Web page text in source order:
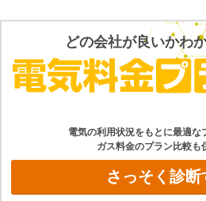
どの会社が良いかわ
電気の利用状況をもとに最適な
ガス料金のプラン比較も
さっそく診断